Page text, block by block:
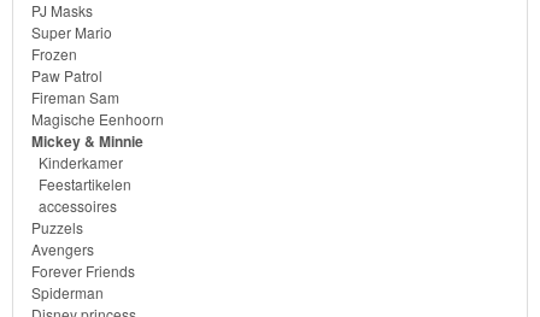
Bob
de
bouwer
SpongeBob
Star
Wars
Skylanders
PJ Masks
Super Mario
Frozen
Paw Patrol
Fireman Sam
Magische Eenhoorn
Mickey & Minnie
Kinderkamer
Feestartikelen
accessoires
Puzzels
Avengers
Forever Friends
Spiderman